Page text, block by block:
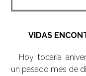
VIDAS
Hoy tocaría
un pasado mes de